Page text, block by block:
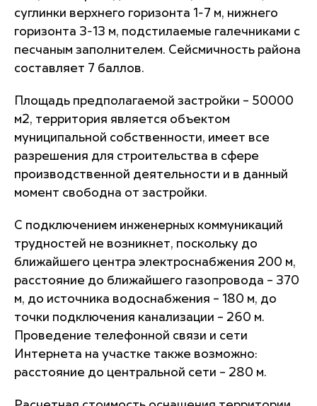
суглинки верхнего горизонта 1-7 м, нижнего
горизонта 3-13 м, подстилаемые галечниками с
песчаным заполнителем. Сейсмичность района
составляет 7 баллов.
Площадь предполагаемой застройки – 50000
м2, территория является объектом
муниципальной собственности, имеет все
разрешения для строительства в сфере
производственной деятельности и в данный
момент свободна от застройки.
С подключением инженерных коммуникаций
трудностей не возникнет, поскольку до
ближайшего центра электроснабжения 200 м,
расстояние до ближайшего газопровода – 370
м, до источника водоснабжения – 180 м, до
точки подключения канализации – 260 м.
Проведение телефонной связи и сети
Интернета на участке также возможно:
расстояние до центральной сети – 280 м.